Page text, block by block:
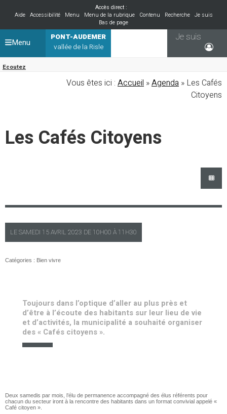
Accès direct :
Aide
Accessibilité Menu Menu de la rubrique Contenu Recherche
Je suis
Bas de page
PONT-AUDEMER
vallée de la Risle
Ecoutez
Je suis
Menu
Vous êtes ici : Accueil »Agenda » Les Cafés
Citoyens
Les Cafés Citoyens
LESAMEDI 15 AVRIL 2023 DE 10H00 À 11H30
Catégories : Bien vivre
Toujours dans l’optique d’aller au plus près et
d’être à l’écoute des habitants sur leur lieu de vie
et d’activités, la municipalité a souhaité organiser
des « Cafés citoyens ».
Deux samedis par mois, l’élu de permanence accompagné des élus référents pour
chacun du secteur iront à la rencontre des habitants dans un format convivial appelé «
Café citoyen ».